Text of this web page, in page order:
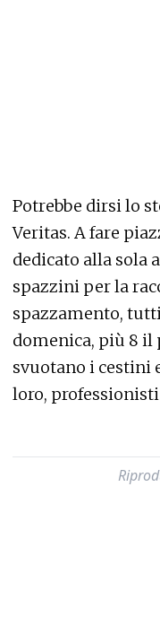
Potrebbe dirsi lo
Veritas. A fare
dedicato alla sola
spazzini per la
spazzamento,
domenica, più 8 il
svuotano i cestini
loro,